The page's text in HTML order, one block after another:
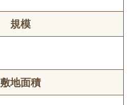
規模
敷地面積